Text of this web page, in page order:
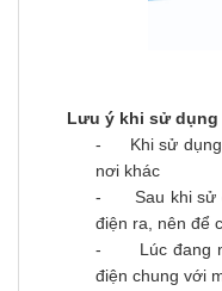
Lưu ý khi sử dụng
- Khi sử dụng
nơi khác
- Sau khi sử
điện ra, nên để
- Lúc đang
điện chung với